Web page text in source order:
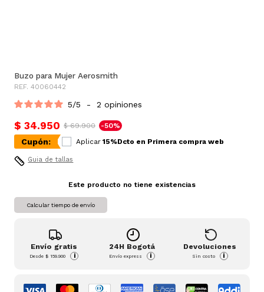
Buzo para Mujer Aerosmith
REF. 40060442
5/5 - 2 opiniones
$ 34.950 $ 69.900 -50%
Cupón: Aplicar 15%Dcto en Primera compra web
Guia de tallas
Este producto no tiene existencias
Calcular tiempo de envío
Envío gratis
Desde$ 159.900 i
24H Bogotá
Envío express i
Devoluciones
Sin costo i